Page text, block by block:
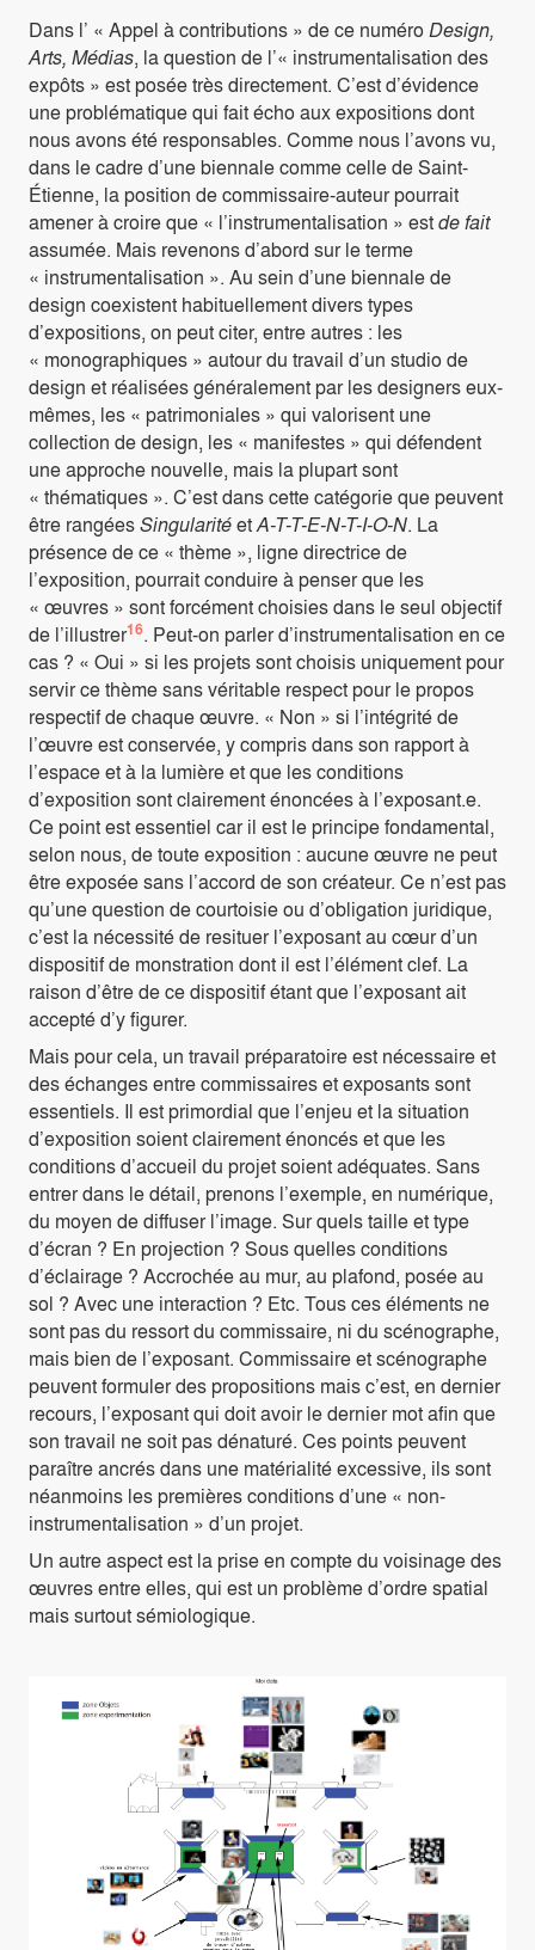
Dans l’ « Appel à contributions » de ce numéroDesign,
Arts, Médias, la question de l’« instrumentalisation des
expôts » est posée très directement. C’est d’évidence
une problématique qui fait écho aux expositions dont
nous avons été responsables. Comme nous l’avons vu,
dans le cadre d’une biennale comme celle de Saint-
Étienne, la position de commissaire-auteur pourrait
amener à croire que « l’instrumentalisation » estde fait
assumée. Mais revenons d’abord sur le terme
« instrumentalisation ». Au sein d’une biennale de
design coexistent habituellement divers types
d’expositions, on peut citer, entre autres : les
« monographiques » autour du travail d’un studio de
design et réalisées généralement par les designers eux-
mêmes, les « patrimoniales » qui valorisent une
collection de design, les « manifestes » qui défendent
une approche nouvelle, mais la plupart sont
« thématiques ». C’est dans cette catégorie que peuvent
être rangéesSingularitéetA-T-T-E-N-T-I-O-N. La
présence de ce « thème », ligne directrice de
l’exposition, pourrait conduire à penser que les
« œuvres » sont forcément choisies dans le seul objectif
de l’illustrer16. Peut-on parler d’instrumentalisation en ce
cas ? « Oui » si les projets sont choisis uniquement pour
servir ce thème sans véritable respect pour le propos
respectif de chaque œuvre. « Non » si l’intégrité de
l’œuvre est conservée, y compris dans son rapport à
l’espace et à la lumière et que les conditions
d’exposition sont clairement énoncées à l’exposant.e.
Ce point est essentiel car il est le principe fondamental,
selon nous, de toute exposition : aucune œuvre ne peut
être exposée sans l’accord de son créateur. Ce n’est pas
qu’une question de courtoisie ou d’obligation juridique,
c’est la nécessité de resituer l’exposant au cœur d’un
dispositif de monstration dont il est l’élément clef. La
raison d’être de ce dispositif étant que l’exposant ait
accepté d’y figurer.
Mais pour cela, un travail préparatoire est nécessaire et
des échanges entre commissaires et exposants sont
essentiels. Il est primordial que l’enjeu et la situation
d’exposition soient clairement énoncés et que les
conditions d’accueil du projet soient adéquates. Sans
entrer dans le détail, prenons l’exemple, en numérique,
du moyen de diffuser l’image. Sur quels taille et type
d’écran ? En projection ? Sous quelles conditions
d’éclairage ? Accrochée au mur, au plafond, posée au
sol ? Avec une interaction ? Etc. Tous ces éléments ne
sont pas du ressort du commissaire, ni du scénographe,
mais bien de l’exposant. Commissaire et scénographe
peuvent formuler des propositions mais c’est, en dernier
recours, l’exposant qui doit avoir le dernier mot afin que
son travail ne soit pas dénaturé. Ces points peuvent
paraître ancrés dans une matérialité excessive, ils sont
néanmoins les premières conditions d’une « non-
instrumentalisation » d’un projet.
Un autre aspect est la prise en compte du voisinage des
œuvres entre elles, qui est un problème d’ordre spatial
mais surtout sémiologique.